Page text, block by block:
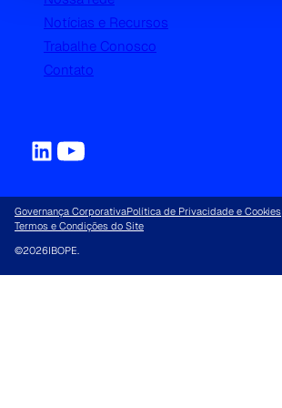
Notícias e Recursos
Trabalhe Conosco
Contato
Governança CorporativaPolítica de Privacidade e Cookies
Termos e Condições do Site
©2026IBOPE.